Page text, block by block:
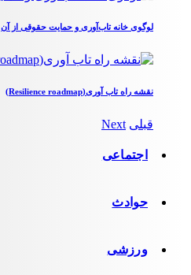
لوگوی خانه تاب‌آوری و حمایت حقوقی از آن
نقشه راه تاب آوری(Resilience roadmap)
قبلی Next
اجتماعی
حوادث
ورزشی